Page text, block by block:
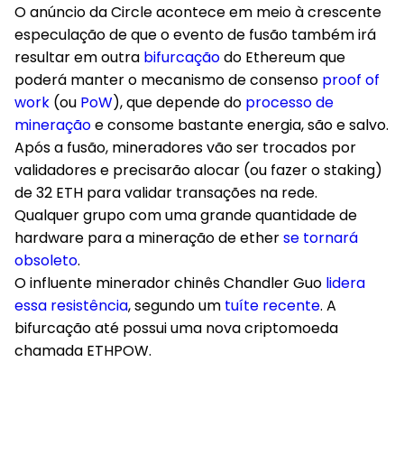
O anúncio da Circle acontece em meio à crescente
especulação de que o evento de fusão também irá
resultar em outra bifurcaçãodo Ethereum que
poderá manter o mecanismo de consenso proof of
work (ou PoW), que depende do processo de
mineraçãoe consome bastante energia, são e salvo.
Após a fusão, mineradores vão ser trocados por
validadores e precisarão alocar (ou fazer o staking)
de 32 ETH para validar transações na rede.
Qualquer grupo com uma grande quantidade de
hardware para a mineração de etherse tornará
obsoleto.
O influente minerador chinês Chandler Guo lidera
essa resistência, segundo um tuíte recente. A
bifurcação até possui uma nova criptomoeda
chamada ETHPOW.